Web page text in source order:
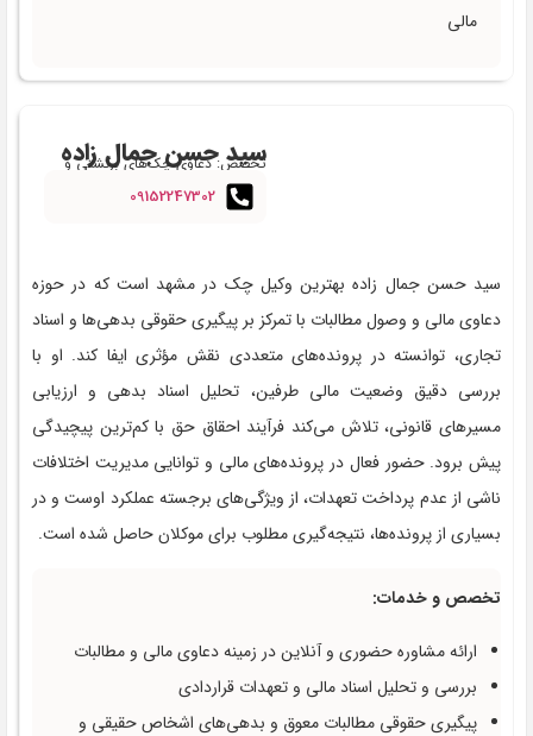
مالی
سید حسن جمال زاده
تخصص: دعاوی چک‌های برگشتی و
دعاوی بانکی
09152247302
سید حسن جمال زاده بهترین وکیل چک در مشهد است که در حوزه
دعاوی مالی و وصول مطالبات با تمرکز بر پیگیری حقوقی بدهی‌ها و اسناد
تجاری، توانسته در پرونده‌های متعددی نقش مؤثری ایفا کند. او با
بررسی دقیق وضعیت مالی طرفین، تحلیل اسناد بدهی و ارزیابی
مسیرهای قانونی، تلاش می‌کند فرآیند احقاق حق با کم‌ترین پیچیدگی
پیش برود. حضور فعال در پرونده‌های مالی و توانایی مدیریت اختلافات
ناشی از عدم پرداخت تعهدات، از ویژگی‌های برجسته عملکرد اوست و در
بسیاری از پرونده‌ها، نتیجه‌گیری مطلوب برای موکلان حاصل شده است.
تخصص و خدمات:
ارائه مشاوره حضوری و آنلاین در زمینه دعاوی مالی و مطالبات
بررسی و تحلیل اسناد مالی و تعهدات قراردادی
پیگیری حقوقی مطالبات معوق و بدهی‌های اشخاص حقیقی و